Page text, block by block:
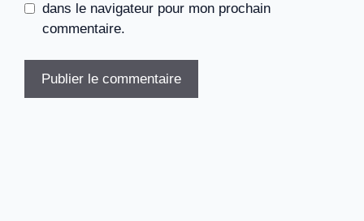
dans le navigateur pour mon prochain
commentaire.